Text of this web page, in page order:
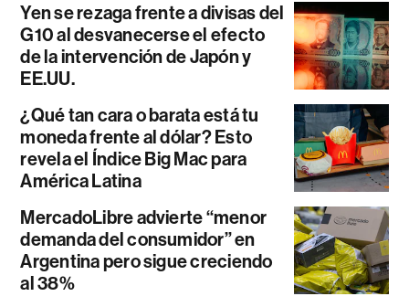
Yen se rezaga frente a divisas del
G10 al desvanecerse el efecto
de la intervención de Japón y
EE.UU.
¿Qué tan cara o barata está tu
moneda frente al dólar? Esto
revela el Índice Big Mac para
América Latina
MercadoLibre advierte “menor
demanda del consumidor” en
Argentina pero sigue creciendo
al 38%